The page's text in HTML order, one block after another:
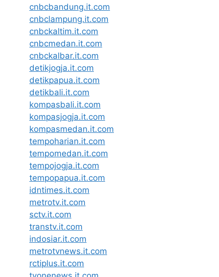
cnbcbandung.it.com
cnbclampung.it.com
cnbckaltim.it.com
cnbcmedan.it.com
cnbckalbar.it.com
detikjogja.it.com
detikpapua.it.com
detikbali.it.com
kompasbali.it.com
kompasjogja.it.com
kompasmedan.it.com
tempoharian.it.com
tempomedan.it.com
tempojogja.it.com
tempopapua.it.com
idntimes.it.com
metrotv.it.com
sctv.it.com
transtv.it.com
indosiar.it.com
metrotvnews.it.com
rctiplus.it.com